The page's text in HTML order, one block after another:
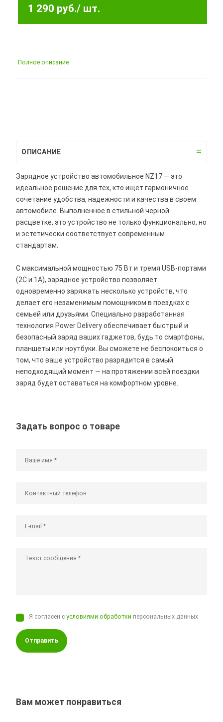
1 290 руб./ шт.
Полное описание
ОПИСАНИЕ
Зарядное устройство автомобильное NZ17 — это
идеальное решение для тех, кто ищет гармоничное
сочетание удобства, надежности и качества в своем
автомобиле. Выполненное в стильной черной
расцветке, это устройство не только функционально, но
и эстетически соответствует современным
стандартам.
С максимальной мощностью 75 Вт и тремя USB-портами
(2C и 1A), зарядное устройство позволяет
одновременно заряжать несколько устройств, что
делает его незаменимым помощником в поездках с
семьей или друзьями. Специально разработанная
технология Power Delivery обеспечивает быстрый и
безопасный заряд ваших гаджетов, будь то смартфоны,
планшеты или ноутбуки. Вы сможете не беспокоиться о
том, что ваше устройство разрядится в самый
неподходящий момент — на протяжении всей поездки
заряд будет оставаться на комфортном уровне.
Задать вопрос о товаре
Я согласен сусловиями обработки персональных данных
Отправить
Вам может понравиться